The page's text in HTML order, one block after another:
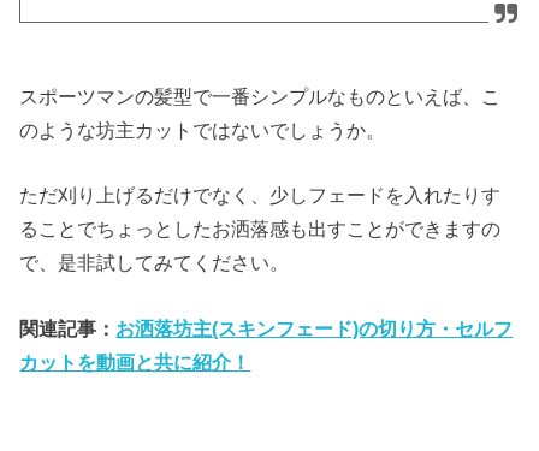
スポーツマンの髪型で一番シンプルなものといえば、こ
のような坊主カットではないでしょうか。
ただ刈り上げるだけでなく、少しフェードを入れたりす
ることでちょっとしたお洒落感も出すことができますの
で、是非試してみてください。
関連記事： お洒落坊主(スキンフェード)の切り方・セルフ
カットを動画と共に紹介！